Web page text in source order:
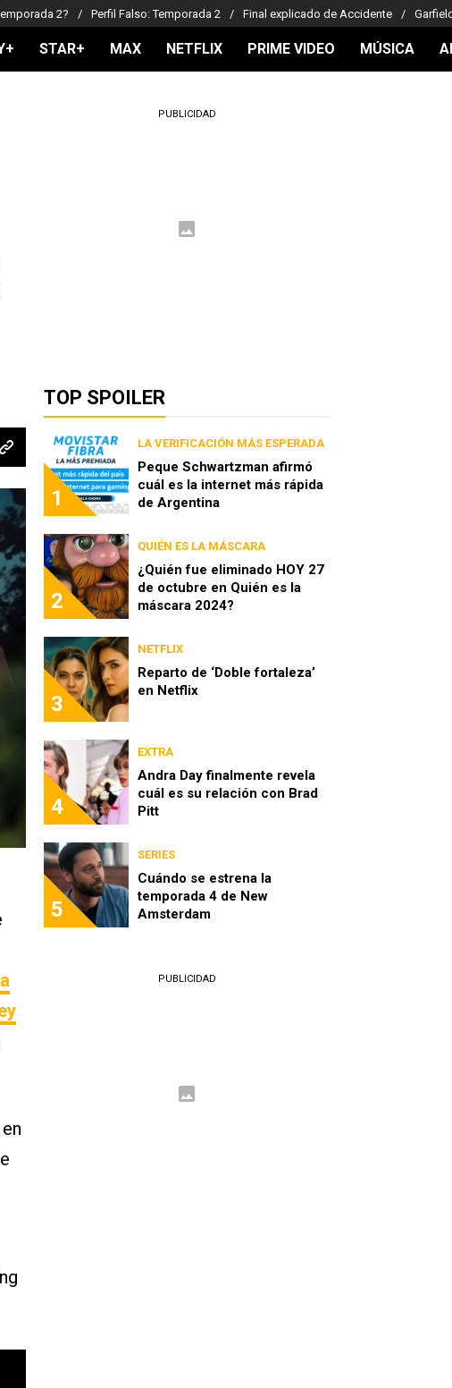
2? Perfil Falso: Temporada 2 Final explicado de Accidente
STAR+ MAX NETFLIX PRIME VIDEO MÚSICA
PUBLICIDAD
TOP SPOILER
1
LA VERIFICACIÓN MÁS ESPERADA
Peque Schwartzman afirmó
cuál es la internet más rápida
de Argentina
2
QUIÉN ES LA MÁSCARA
¿Quién fue eliminado HOY 27
de octubre en Quién es la
máscara 2024?
3
NETFLIX
Reparto de ‘Doble fortaleza’
en Netflix
4
EXTRA
Andra Day finalmente revela
cuál es su relación con Brad
Pitt
5
SERIES
Cuándo se estrena la
temporada 4 de New
Amsterdam
PUBLICIDAD